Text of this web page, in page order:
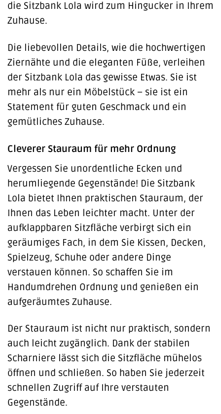
die Sitzbank Lola wird zum Hingucker in Ihrem
Zuhause.
Die liebevollen Details, wie die hochwertigen
Ziernähte und die eleganten Füße, verleihen
der Sitzbank Lola das gewisse Etwas. Sie ist
mehr als nur ein Möbelstück – sie ist ein
Statement für guten Geschmack und ein
gemütliches Zuhause.
Cleverer Stauraum für mehr Ordnung
Vergessen Sie unordentliche Ecken und
herumliegende Gegenstände! Die Sitzbank
Lola bietet Ihnen praktischen Stauraum, der
Ihnen das Leben leichter macht. Unter der
aufklappbaren Sitzfläche verbirgt sich ein
geräumiges Fach, in dem Sie Kissen, Decken,
Spielzeug, Schuhe oder andere Dinge
verstauen können. So schaffen Sie im
Handumdrehen Ordnung und genießen ein
aufgeräumtes Zuhause.
Der Stauraum ist nicht nur praktisch, sondern
auch leicht zugänglich. Dank der stabilen
Scharniere lässt sich die Sitzfläche mühelos
öffnen und schließen. So haben Sie jederzeit
schnellen Zugriff auf Ihre verstauten
Gegenstände.